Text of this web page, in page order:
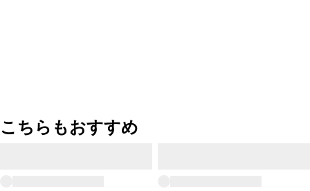
こちらもおすすめ